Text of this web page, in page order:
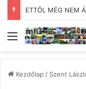
Menü
Kezdőlap/ Szent